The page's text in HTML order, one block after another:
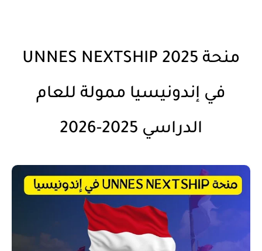
منحة UNNES NEXTSHIP 2025
في إندونيسيا ممولة للعام
الدراسي 2025-2026